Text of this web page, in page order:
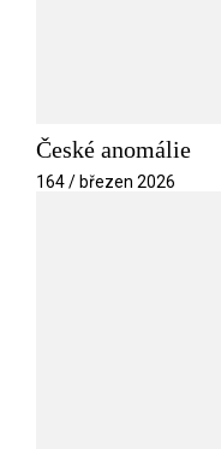
České anomálie
164 / březen 2026